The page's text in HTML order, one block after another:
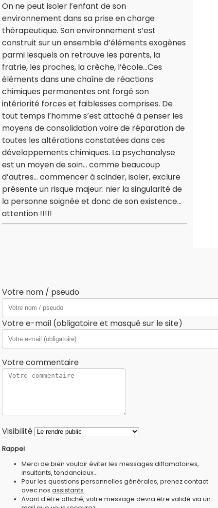
On ne peut isoler l’enfant de son
environnement dans sa prise en charge
thérapeutique. Son environnement s’est
construit sur un ensemble d’éléments exogènes
parmi lesquels on retrouve les parents, la
fratrie, les proches, la crèche, l’école…Ces
éléments dans une chaîne de réactions
chimiques permanentes ont forgé son
intériorité forces et faiblesses comprises. De
tout temps l’homme s’est attaché à penser les
moyens de consolidation voire de réparation de
toutes les altérations constatées dans ces
développements chimiques. La psychanalyse
est un moyen de soin… comme beaucoup
d’autres… commencer à scinder, isoler, exclure
présente un risque majeur: nier la singularité de
la personne soignée et donc de son existence…
attention !!!!!
Votre nom / pseudo
Votre e-mail (obligatoire et masqué sur le site)
Votre commentaire
Visibilité
Rappel :
Merci de bien vouloir éviter les messages diffamatoires,
insultants, tendancieux...
Pour les questions personnelles générales, prenez contact
avec nos assistants
Avant d'être affiché, votre message devra être validé via un